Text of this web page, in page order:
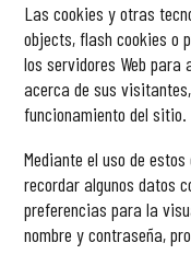
Lascookiesy otras
objects, flashcookieso
los servidores Web
acerca de sus
funcionamiento del sitio.
Mediante el uso de
recordar algunos datos
preferencias para la
nombre y contraseña,